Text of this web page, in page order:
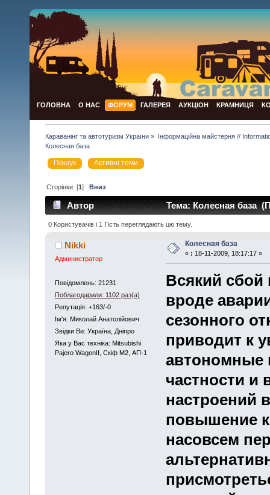
ГОЛОВНА О НАС ФОРУМ ГАЛЕРЕЯ АУКЦІОН КРАМНИЦЯ
Караванінг та автотуризм України » Інформаційна майстерня //
Колесная база
Пошук Активні теми
Сторінки: [1]Вниз
Автор Тема: Колесная база
0 Користувачів і 1 Гість переглядають цю тему.
Nikki
Администратор
Повідомлень: 21231
Поблагодарили: 1102 раз(а)
Репутація: +163/-0
Iм'я: Миколай Анатолійович
Звідки Ви: Україна, Дніпро
Яка у Вас техніка: Mitsubishi
Pajero WagonII, Скіф М2, АП-1
Колесная база
« : 18-11-2009, 18:17:17 »
Всякий сбой
вроде
сезонного
приводит к
автономные
частности и
настроений
повышение
насовсем